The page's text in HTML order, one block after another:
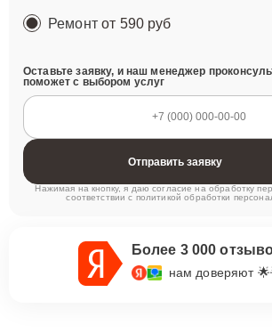
Ремонтот 590 руб
Оставьте заявку, и наш менеджер
поможет с выбором услуг
Отправить заявку
Нажимая на кнопку, я даю согласие на обработку
соответствии с политикой обработки
Более 3 000
нам доверяют